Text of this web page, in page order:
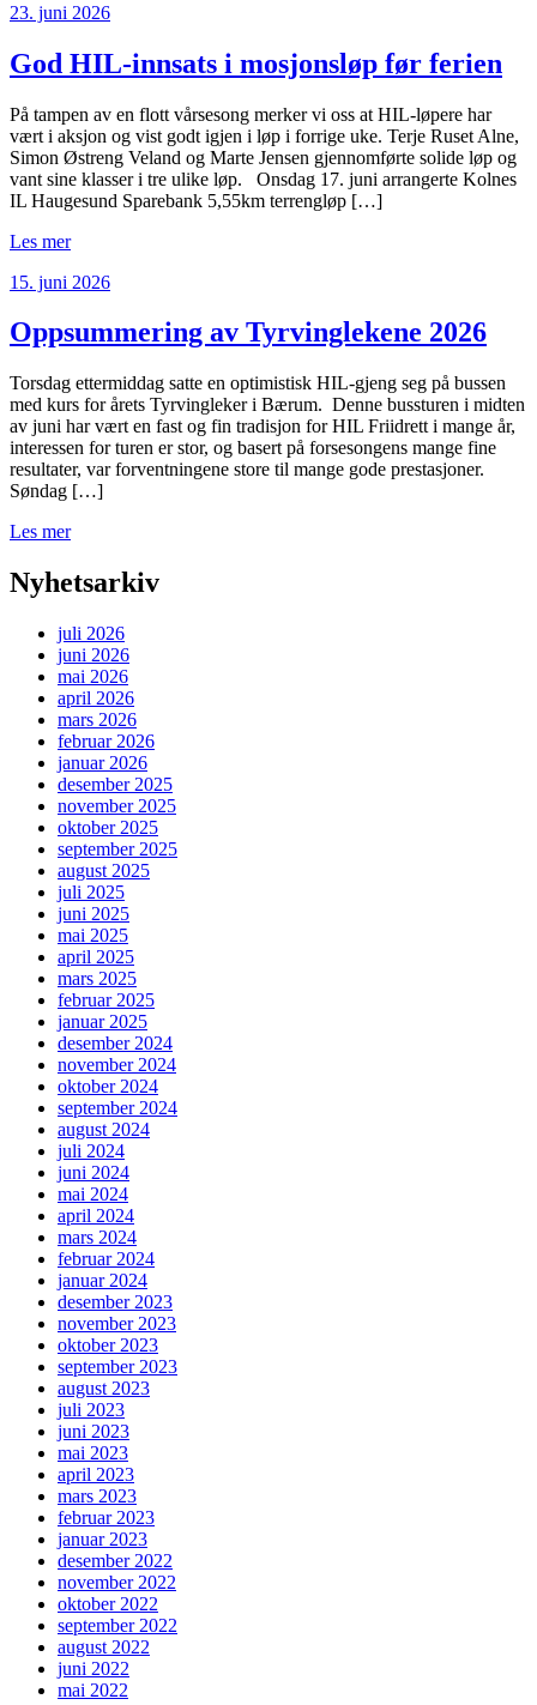
23. juni 2026
God HIL-innsats i mosjonsløp før ferien
På tampen av en flott vårsesong merker vi oss at HIL-løpere har
vært i aksjon og vist godt igjen i løp i forrige uke. Terje Ruset Alne,
Simon Østreng Veland og Marte Jensen gjennomførte solide løp og
vant sine klasser i tre ulike løp. Onsdag 17. juni arrangerte Kolnes
IL Haugesund Sparebank 5,55km terrengløp […]
Les mer
15. juni 2026
Oppsummering av Tyrvinglekene 2026
Torsdag ettermiddag satte en optimistisk HIL-gjeng seg på bussen
med kurs for årets Tyrvingleker i Bærum. Denne bussturen i midten
av juni har vært en fast og fin tradisjon for HIL Friidrett i mange år,
interessen for turen er stor, og basert på forsesongens mange fine
resultater, var forventningene store til mange gode prestasjoner.
Søndag […]
Les mer
Nyhetsarkiv
juli 2026
juni 2026
mai 2026
april 2026
mars 2026
februar 2026
januar 2026
desember 2025
november 2025
oktober 2025
september 2025
august 2025
juli 2025
juni 2025
mai 2025
april 2025
mars 2025
februar 2025
januar 2025
desember 2024
november 2024
oktober 2024
september 2024
august 2024
juli 2024
juni 2024
mai 2024
april 2024
mars 2024
februar 2024
januar 2024
desember 2023
november 2023
oktober 2023
september 2023
august 2023
juli 2023
juni 2023
mai 2023
april 2023
mars 2023
februar 2023
januar 2023
desember 2022
november 2022
oktober 2022
september 2022
august 2022
juni 2022
mai 2022